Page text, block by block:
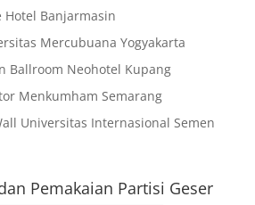
Hotel Banjarmasin
Mercubuana Yogyakarta
Ballroom Neohotel Kupang
Menkumham Semarang
Universitas Internasional Semen
Pemakaian Partisi Geser